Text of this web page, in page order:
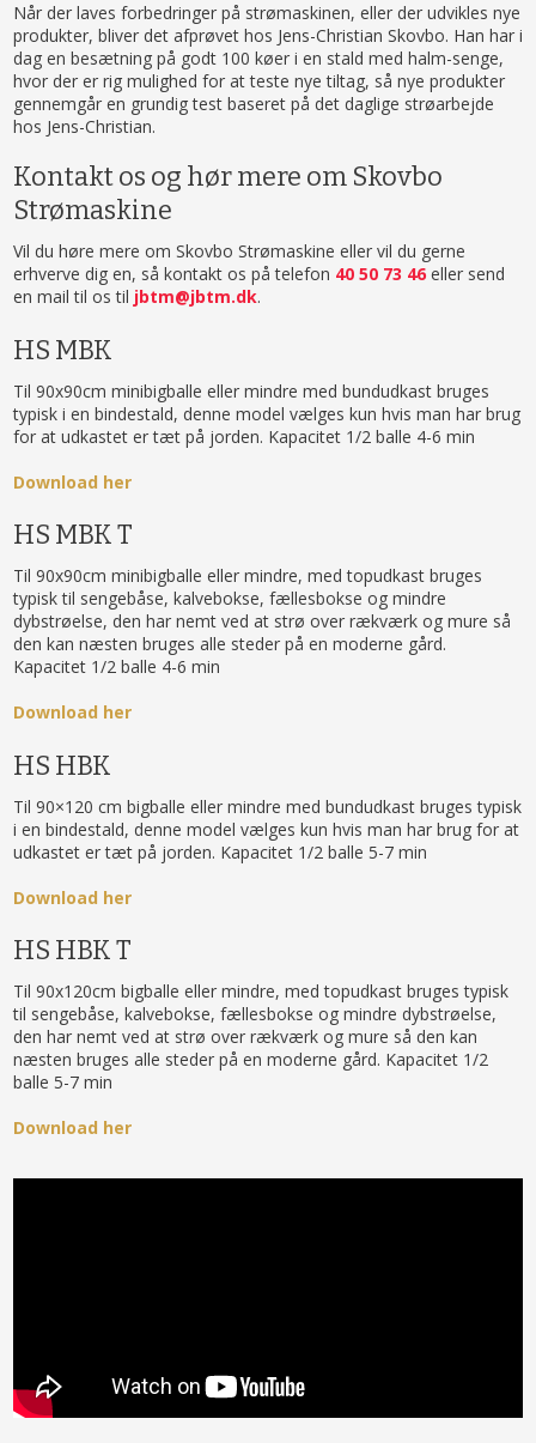
Når der laves forbedringer på strømaskinen, eller der udvikles nye
produkter, bliver det afprøvet hos Jens-Christian Skovbo. Han har i
dag en besætning på godt 100 køer i en stald med halm-senge,
hvor der er rig mulighed for at teste nye tiltag, så nye produkter
gennemgår en grundig test baseret på det daglige strøarbejde
hos Jens-Christian.
Kontakt os og hør mere om Skovbo
Strømaskine
Vil du høre mere om Skovbo Strømaskine eller vil du gerne
erhverve dig en, så kontakt os på telefon 40 50 73 46eller send
en mail til os til jbtm@jbtm.dk.​
HS MBK
Til 90x90cm minibigballe eller mindre med bundudkast bruges
typisk i en bindestald, denne model vælges kun hvis man har brug
for at udkastet er tæt på jorden. Kapacitet 1/2 balle 4-6 min
Download her
HS MBK T
Til 90x90cm minibigballe eller mindre, med topudkast bruges
typisk til sengebåse, kalvebokse, fællesbokse og mindre
dybstrøelse, den har nemt ved at strø over rækværk og mure så
den kan næsten bruges alle steder på en moderne gård.
Kapacitet 1/2 balle 4-6 min
Download her
HS HBK
Til 90×120 cm bigballe eller mindre med bundudkast bruges typisk
i en bindestald, denne model vælges kun hvis man har brug for at
udkastet er tæt på jorden. Kapacitet 1/2 balle 5-7 min
Download her
HS HBK T
Til 90x120cm bigballe eller mindre, med topudkast bruges typisk
til sengebåse, kalvebokse, fællesbokse og mindre dybstrøelse,
den har nemt ved at strø over rækværk og mure så den kan
næsten bruges alle steder på en moderne gård. Kapacitet 1/2
balle 5-7 min
Download her